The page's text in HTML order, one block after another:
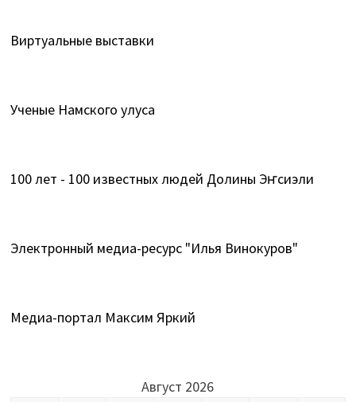
Виртуальные выставки
Ученые Намского улуса
100 лет - 100 известных людей Долины Эҥсиэли
Электронный медиа-ресурс "Илья Винокуров"
Медиа-портал Максим Яркий
Август 2026